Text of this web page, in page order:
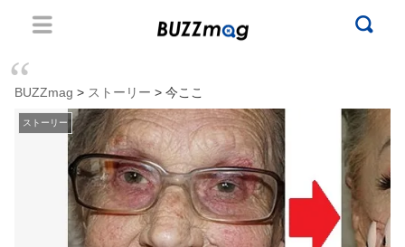
BUZZmag > ストーリー > 今ここ
ストーリー